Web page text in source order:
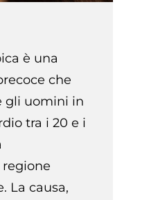
è una
che
gli uomini in
tra i 20 e i
La causa,